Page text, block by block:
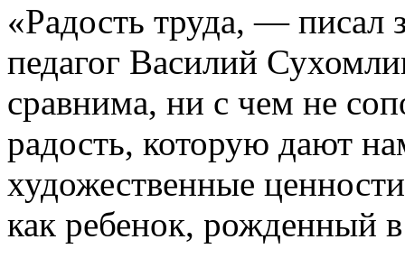
«Радость труда, — писал
педагог Василий
сравнима, ни с чем не
радость, которую дают
художественные
как ребенок, рожденный